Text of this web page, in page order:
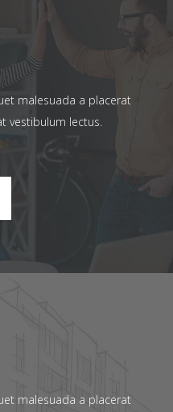
malesuada a placerat
vestibulum lectus.
malesuada a placerat